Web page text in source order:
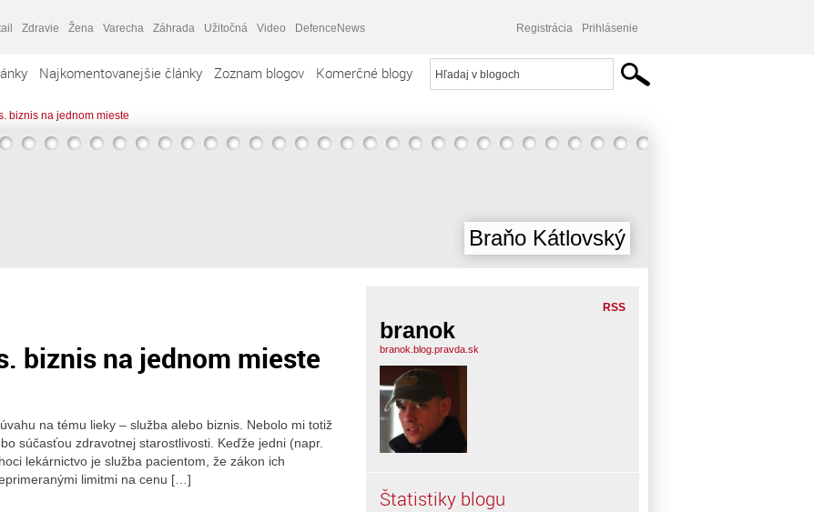
Zdravie Žena Varecha Záhrada Užitočná Video DefenceNews Registrácia Prihlásenie
Najkomentovanejšie články Zoznam blogov Komerčné blogy
biznis na jednom mieste
Braňo Kátlovský
biznis na jednom mieste
na tému lieky – služba alebo biznis. Nebolo mi totiž
súčasťou zdravotnej starostlivosti. Keďže jedni (napr.
lekárnictvo je služba pacientom, že zákon ich
limitmi na cenu […]
RSS
branok
branok.blog.pravda.sk
Štatistiky blogu